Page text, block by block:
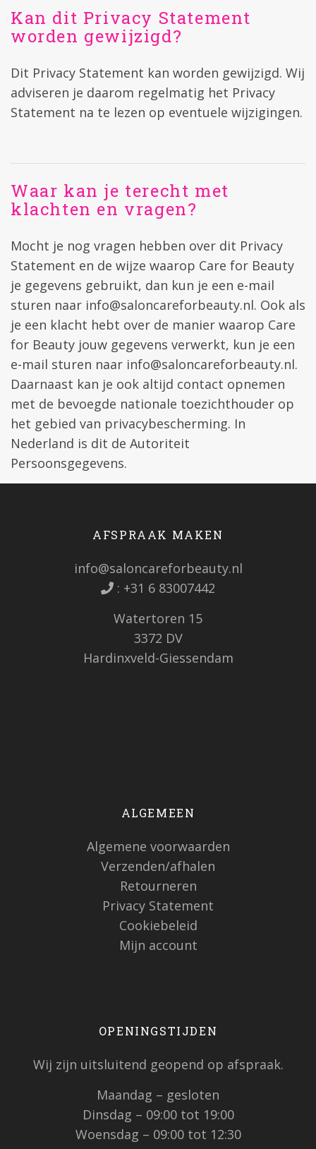
Kan dit Privacy Statement
worden gewijzigd?
Dit Privacy Statement kan worden gewijzigd. Wij
adviseren je daarom regelmatig het Privacy
Statement na te lezen op eventuele wijzigingen.
Waar kan je terecht met
klachten en vragen?
Mocht je nog vragen hebben over dit Privacy
Statement en de wijze waarop Care for Beauty
je gegevens gebruikt, dan kun je een e-mail
sturen naar info@saloncareforbeauty.nl. Ook als
je een klacht hebt over de manier waarop Care
for Beauty jouw gegevens verwerkt, kun je een
e-mail sturen naar info@saloncareforbeauty.nl.
Daarnaast kan je ook altijd contact opnemen
met de bevoegde nationale toezichthouder op
het gebied van privacybescherming. In
Nederland is dit de Autoriteit
Persoonsgegevens.
AFSPRAAK MAKEN
info@saloncareforbeauty.nl
: +31 6 83007442
Watertoren 15
3372 DV
Hardinxveld-Giessendam
ALGEMEEN
Algemene voorwaarden
Verzenden/afhalen
Retourneren
Privacy Statement
Cookiebeleid
Mijn account
OPENINGSTIJDEN
Wij zijn uitsluitend geopend op afspraak.
Maandag – gesloten
Dinsdag – 09:00 tot 19:00
Woensdag – 09:00 tot 12:30